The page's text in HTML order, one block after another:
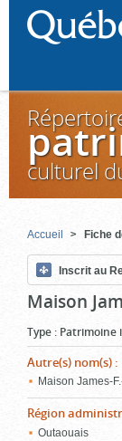
culturel
Accueil Fiche
Inscrit au
Maison
Type : Patrimoine
Autre(s) nom(s) :
Maison James-
Région
Outaouais